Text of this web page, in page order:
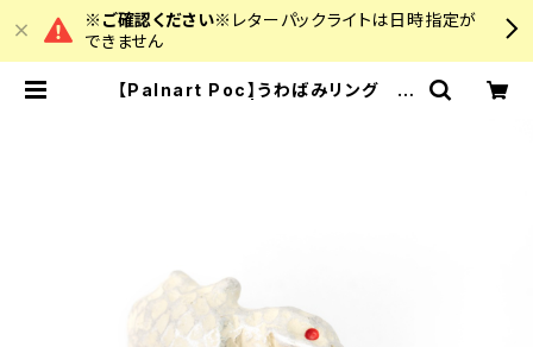
※ご確認ください※ レターパックライトは日時指定が
できません
【Palnart Poc】うわばみリング ホ